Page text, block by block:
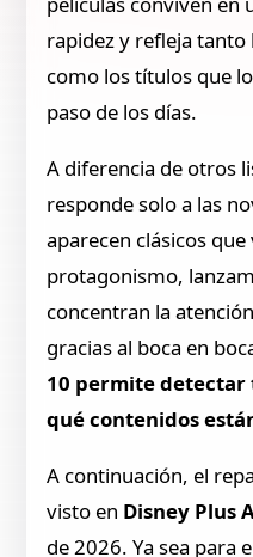
rapidez y refleja
como los títulos que
paso de los días.
A diferencia de otros
responde solo a las
aparecen clásicos
protagonismo,
concentran la
gracias al boca en
10 permite
qué contenidos
A continuación, el
visto en Disney Plus
de 2026. Ya sea para